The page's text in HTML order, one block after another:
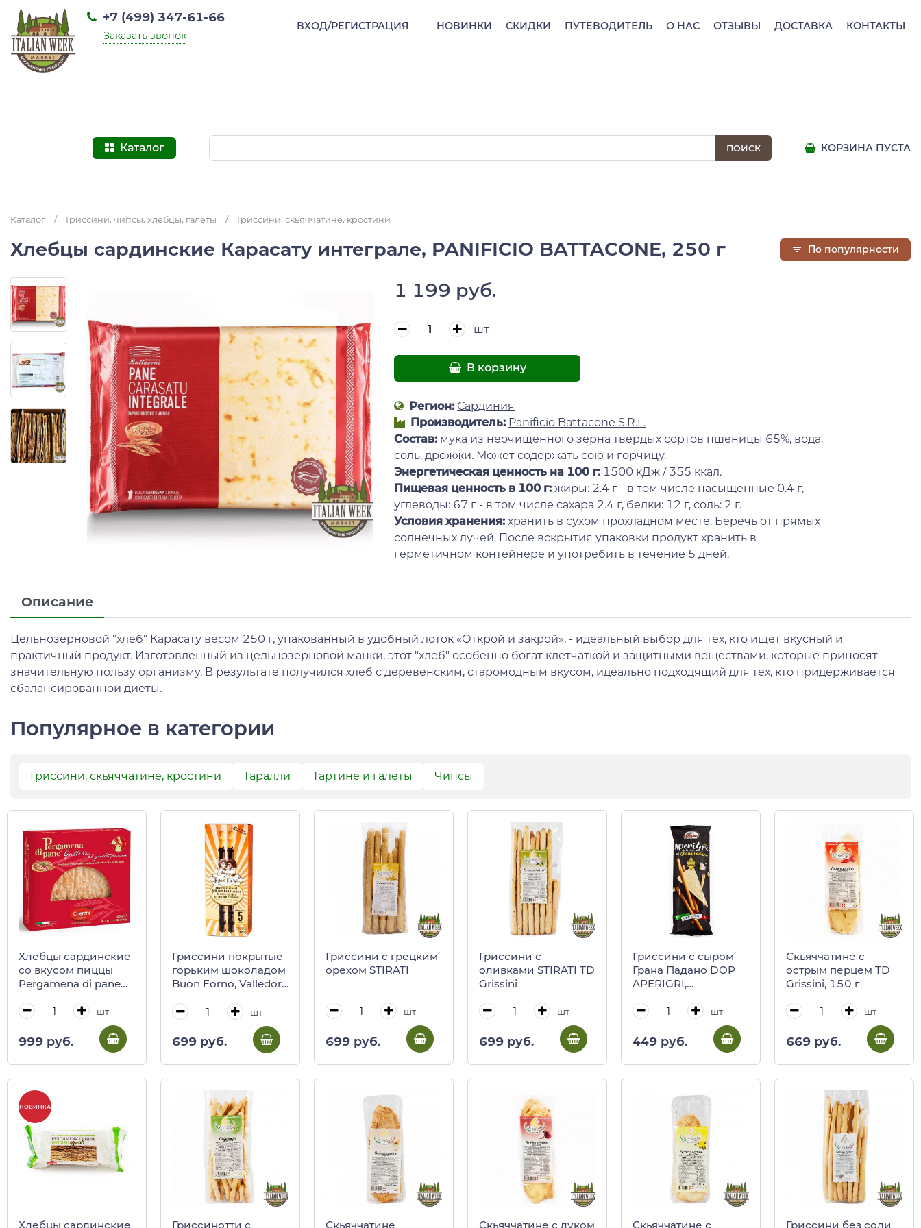
НОВИНКИ СКИДКИ ПУТЕВОДИТЕЛЬ О НАС ОТЗЫВЫ ДОСТАВКА КОНТАКТЫ
+7 (499) 347-61-66
Заказать звонок
ВХОД/РЕГИСТРАЦИЯ
Каталог КОРЗИНА ПУСТА
Каталог / Гриссини, чипсы, хлебцы, галеты / Гриссини, скьяччатине, кростини
Хлебцы сардинские Карасату интеграле, PANIFICIO BATTACONE, 250 г
1 199 руб.
шт
В корзину
Регион: Сардиния
Производитель: Panificio Battacone S.R.L.
Состав: мука из неочищенного зерна твердых сортов пшеницы 65%, вода,
соль, дрожжи. Может содержать сою и горчицу.
Энергетическая ценность на 100 г: 1500 кДж / 355 ккал.
Пищевая ценность в 100 г: жиры: 2.4 г - в том числе насыщенные 0.4 г,
углеводы: 67 г - в том числе сахара 2.4 г, белки: 12 г, соль: 2 г.
Условия хранения: хранить в сухом прохладном месте. Беречь от прямых
солнечных лучей. После вскрытия упаковки продукт хранить в
герметичном контейнере и употребить в течение 5 дней.
Описание
Цельнозерновой "хлеб" Карасату весом 250 г, упакованный в удобный лоток «Открой и закрой», - идеальный выбор для тех, кто ищет вкусный и
практичный продукт. Изготовленный из цельнозерновой манки, этот "хлеб" особенно богат клетчаткой и защитными веществами, которые приносят
значительную пользу организму. В результате получился хлеб с деревенским, старомодным вкусом, идеально подходящий для тех, кто придерживается
сбалансированной диеты.
Популярное в категории
По популярности
Гриссини, скьяччатине, кростини Таралли Тартине и галеты Чипсы
Хлебцы сардинские
со вкусом пиццы
Pergamena di pane
100 г (кар/кор)шт
999 руб.
Гриссини покрытые
горьким шоколадом
Buon Forno, Valledoro
шт
699 руб.
Гриссини с грецким
орехом STIRATI
шт
699 руб.
Гриссини с
оливками STIRATI TD
Grissini
шт
699 руб.
Гриссини с сыром
Грана Падано DOP
APERIGRI,
шт
449 руб.
Скьяччатине с
острым перцем TD
Grissini, 150 г
шт
669 руб.
НОВИНКА
Хлебцы сардинские Гриссинотти с Скьяччатине Скьяччатине с луком Скьяччатине с Гриссини без соли